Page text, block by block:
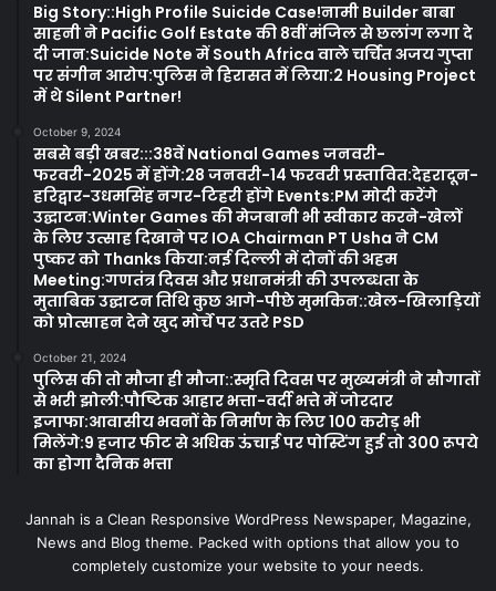
Big Story::High Profile Suicide Case!नामी Builder बाबा
साहनी ने Pacific Golf Estate की 8वीं मंजिल से छलांग लगा दे
दी जान:Suicide Note में South Africa वाले चर्चित अजय गुप्ता
पर संगीन आरोप:पुलिस ने हिरासत में लिया:2 Housing Project
में थे Silent Partner!
October 9, 2024
सबसे बड़ी खबर:::38वें National Games जनवरी-
फरवरी-2025 में होंगे:28 जनवरी-14 फरवरी प्रस्तावित:देहरादून-
हरिद्वार-उधमसिंह नगर-टिहरी होंगे Events:PM मोदी करेंगे
उद्घाटन:Winter Games की मेजबानी भी स्वीकार करने-खेलों
के लिए उत्साह दिखाने पर IOA Chairman PT Usha ने CM
पुष्कर को Thanks किया:नई दिल्ली में दोनों की अहम
Meeting:गणतंत्र दिवस और प्रधानमंत्री की उपलब्धता के
मुताबिक उद्घाटन तिथि कुछ आगे-पीछे मुमकिन::खेल-खिलाड़ियों
को प्रोत्साहन देने खुद मोर्चे पर उतरे PSD
October 21, 2024
पुलिस की तो मौजा ही मौजा::स्मृति दिवस पर मुख्यमंत्री ने सौगातों
से भरी झोली:पौष्टिक आहार भत्ता-वर्दी भत्ते में जोरदार
इजाफा:आवासीय भवनों के निर्माण के लिए 100 करोड़ भी
मिलेंगे:9 हजार फीट से अधिक ऊंचाई पर पोस्टिंग हुई तो 300 रूपये
का होगा दैनिक भत्ता
Jannah is a Clean Responsive WordPress Newspaper, Magazine,
News and Blog theme. Packed with options that allow you to
completely customize your website to your needs.